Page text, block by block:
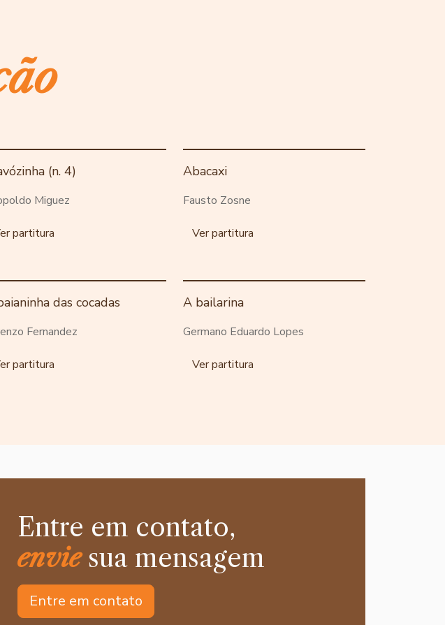
(n. 4)
Miguez
partitura
Abacaxi
Fausto Zosne
Ver partitura
das cocadas
Fernandez
partitura
A bailarina
Germano Eduardo Lopes
Ver partitura
Entre em contato,
enviesua mensagem
Entre em contato